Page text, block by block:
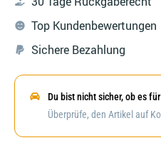
Top Kundenbewertungen
Sichere Bezahlung
Darstellung
Du bist nicht sicher, ob es
Überprüfe, den Artikel auf